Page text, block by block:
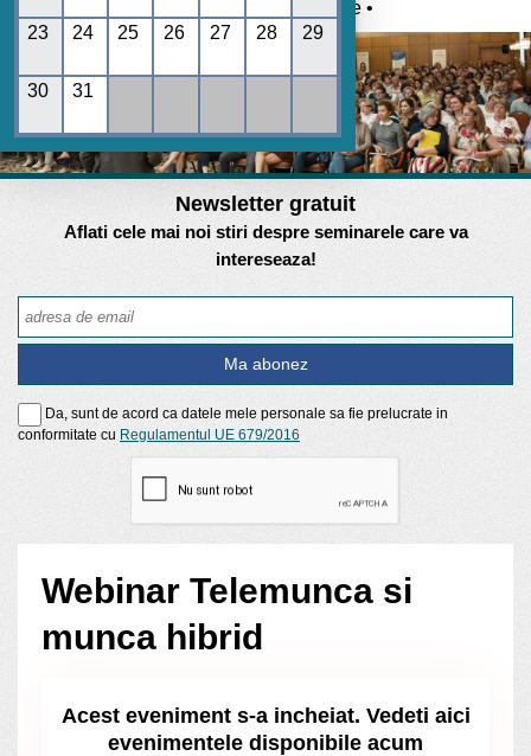
Umane • REGES online •
Newsletter gratuit
Aflati cele mai noi stiri despre seminarele care va
intereseaza!
Da, sunt de acord ca datele mele personale sa fie prelucrate in
conformitate cu Regulamentul UE 679/2016
Webinar Telemunca si
munca hibrid
Acest eveniment s-a incheiat. Vedeti aici
evenimentele disponibile acum
23 24 25 26 27 28 29
30 31